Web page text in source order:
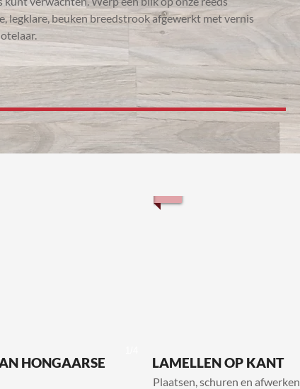
legklare, beuken breedstrook afgewerkt met vernis
HONGAARSE
LAMELLEN OP KANT
Plaatsen, schuren en afwerken